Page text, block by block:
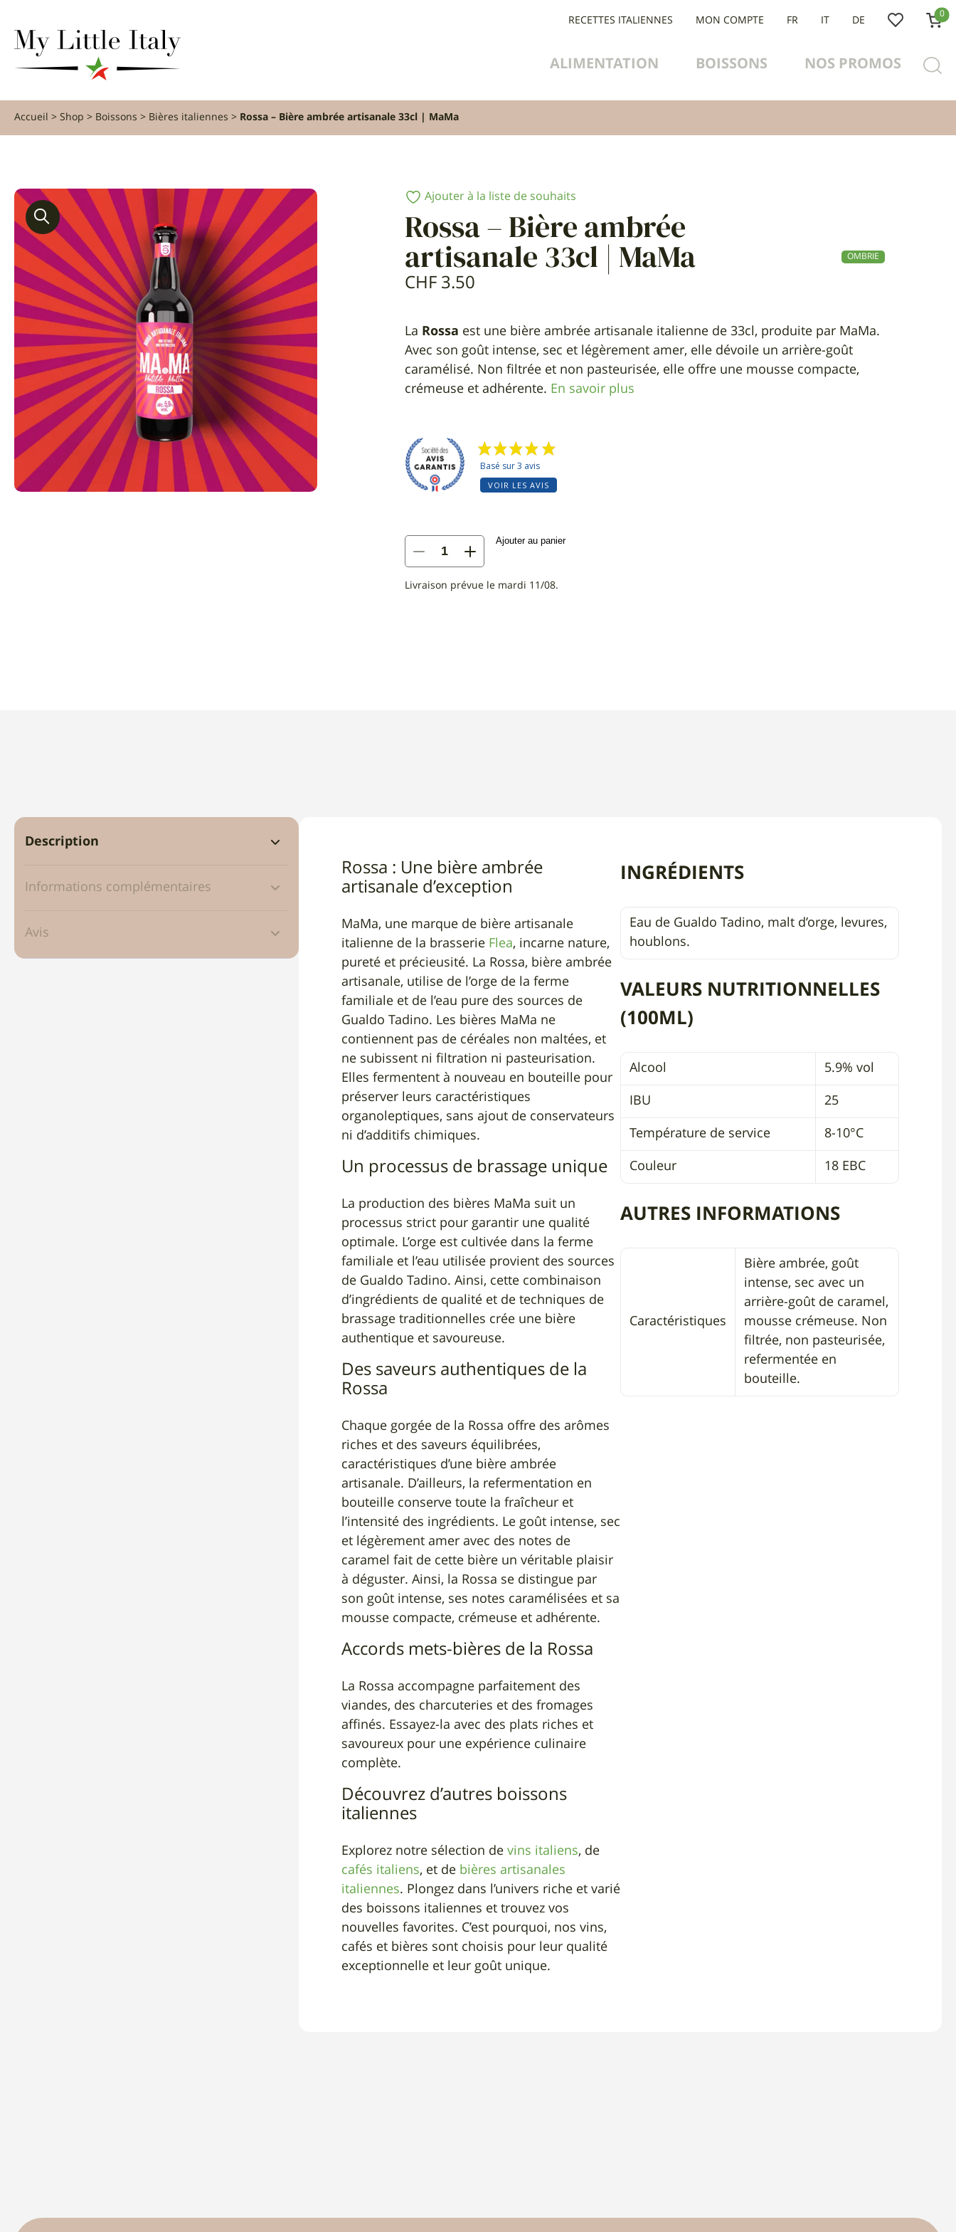
ALIMENTATION BOISSONS NOS PROMOS
RECETTES ITALIENNES MON COMPTE FR DE
0
Accueil Shop Boissons Bières italiennes Rossa – Bière ambrée artisanale 33cl | MaMa
Ajouter à la liste de souhaits
Rossa – Bière ambrée
artisanale 33cl | MaMa
CHF3.50
OMBRIE
La Rossa est une bière ambrée artisanale italienne de 33cl, produite par MaMa.
Avec son goût intense, sec et légèrement amer, elle dévoile un arrière-goût
caramélisé. Non filtrée et non pasteurisée, elle offre une mousse compacte,
crémeuse et adhérente. En savoir plus
Basé sur 3 avis
VOIR LES AVIS
quantité
de
Rossa
Ajouter au panier
Livraison prévue le mardi 11/08.
Description
Informations complémentaires
Avis
Rossa : Une bière ambrée
artisanale d’exception
MaMa, une marque de bière artisanale
italienne de la brasserie Flea, incarne nature,
pureté et précieusité. La Rossa, bière ambrée
artisanale, utilise de l’orge de la ferme
familiale et de l’eau pure des sources de
Gualdo Tadino. Les bières MaMa ne
contiennent pas de céréales non maltées, et
ne subissent ni filtration ni pasteurisation.
Elles fermentent à nouveau en bouteille pour
préserver leurs caractéristiques
organoleptiques, sans ajout de conservateurs
ni d’additifs chimiques.
Un processus de brassage unique
La production des bières MaMa suit un
processus strict pour garantir une qualité
optimale. L’orge est cultivée dans la ferme
familiale et l’eau utilisée provient des sources
de Gualdo Tadino. Ainsi, cette combinaison
d’ingrédients de qualité et de techniques de
brassage traditionnelles crée une bière
authentique et savoureuse.
Des saveurs authentiques de la
Rossa
Chaque gorgée de la Rossa offre des arômes
riches et des saveurs équilibrées,
caractéristiques d’une bière ambrée
artisanale. D’ailleurs, la refermentation en
bouteille conserve toute la fraîcheur et
l’intensité des ingrédients. Le goût intense, sec
et légèrement amer avec des notes de
caramel fait de cette bière un véritable plaisir
à déguster. Ainsi, la Rossa se distingue par
son goût intense, ses notes caramélisées et sa
mousse compacte, crémeuse et adhérente.
Accords mets-bières de la Rossa
La Rossa accompagne parfaitement des
viandes, des charcuteries et des fromages
affinés. Essayez-la avec des plats riches et
savoureux pour une expérience culinaire
complète.
Découvrez d’autres boissons
italiennes
Explorez notre sélection de vins italiens, de
cafés italiens, et de bières artisanales
italiennes. Plongez dans l’univers riche et varié
des boissons italiennes et trouvez vos
nouvelles favorites. C’est pourquoi, nos vins,
cafés et bières sont choisis pour leur qualité
exceptionnelle et leur goût unique.
INGRÉDIENTS
Eau de Gualdo Tadino, malt d’orge, levures,
houblons.
VALEURS NUTRITIONNELLES
(100ML)
Alcool 5.9% vol
IBU 25
Température de service 8-10°C
Couleur 18 EBC
AUTRES INFORMATIONS
Caractéristiques
Bière ambrée, goût
intense, sec avec un
arrière-goût de caramel,
mousse crémeuse. Non
filtrée, non pasteurisée,
refermentée en
bouteille.